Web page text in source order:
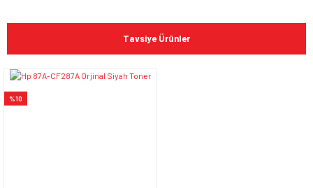
Bu ürüne ilk yorumu siz yapın!
Yorum Yaz
konularda yetersiz gördüğünüz noktaları öneri formunu
kullanarak tarafımıza iletebilirsiniz.
Tavsiye Ürünler
%10